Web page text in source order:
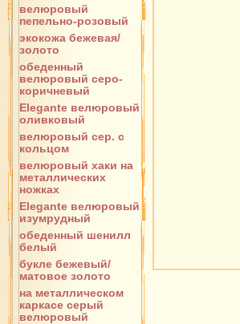
велюровый
пепельно-розовый
экокожа бежевая/
золото
обеденный
велюровый серо-
коричневый
Elegante велюровый
оливковый
велюровый сер. с
кольцом
велюровый хаки на
металлических
ножках
Elegante велюровый
изумрудный
обеденный шенилл
белый
букле бежевый/
матовое золото
на металлическом
каркасе серый
велюровый